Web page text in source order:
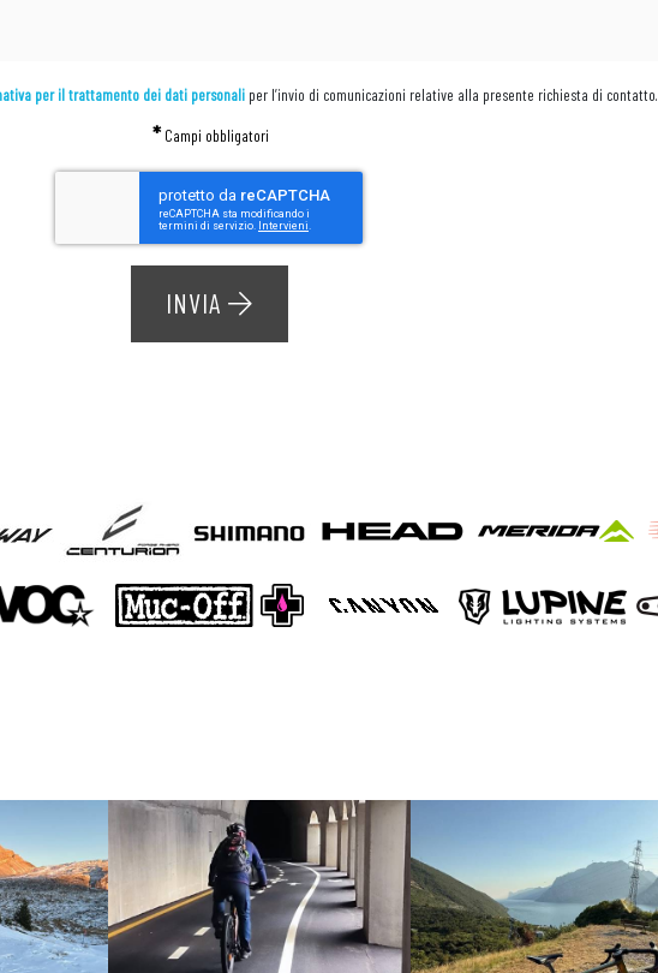
per il trattamento dei dati personaliper l’invio di comunicazioni relative alla presente richiesta di contatto.
* Campi obbligatori
INVIA